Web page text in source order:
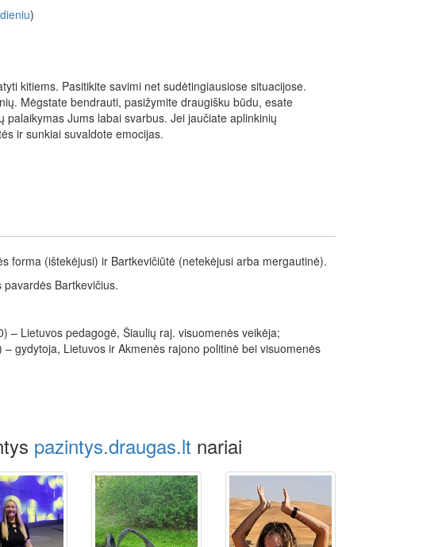
)
kitiems. Pasitikite savimi net sudėtingiausiose situacijose.
Mėgstate bendrauti, pasižymite draugišku būdu, esate
palaikymas Jums labai svarbus. Jei jaučiate aplinkinių
ir sunkiai suvaldote emocijas.
forma (ištekėjusi) ir Bartkevičiūtė (netekėjusi arba mergautinė).
Bartkevičius.
– Lietuvos pedagogė, Šiaulių raj. visuomenės veikėja;
gydytoja, Lietuvos ir Akmenės rajono politinė bei visuomenės
pazintys.draugas.lt nariai